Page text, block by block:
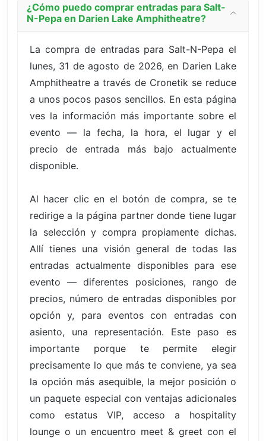
¿Cómo puedo comprar entradas para Salt-
N-Pepa en Darien Lake Amphitheatre?
La compra de entradas para Salt-N-Pepa el
lunes, 31 de agosto de 2026, en Darien Lake
Amphitheatre a través de Cronetik se reduce
a unos pocos pasos sencillos. En esta página
ves la información más importante sobre el
evento — la fecha, la hora, el lugar y el
precio de entrada más bajo actualmente
disponible.
Al hacer clic en el botón de compra, se te
redirige a la página partner donde tiene lugar
la selección y compra propiamente dichas.
Allí tienes una visión general de todas las
entradas actualmente disponibles para ese
evento — diferentes posiciones, rango de
precios, número de entradas disponibles por
opción y, para eventos con entradas con
asiento, una representación. Este paso es
importante porque te permite elegir
precisamente lo que más te conviene, ya sea
la opción más asequible, la mejor posición o
un paquete especial con ventajas adicionales
como estatus VIP, acceso a hospitality
lounge o un encuentro meet & greet con el